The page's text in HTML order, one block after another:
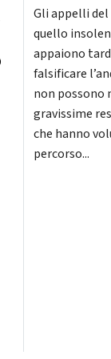
Gli appelli del
quello
appaiono
falsificare
non possono
gravissime
che hanno
percorso...